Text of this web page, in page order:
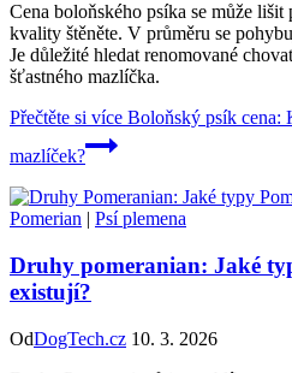
Cena boloňského psíka se může
kvality štěněte. V průměru se
Je důležité hledat renomované
šťastného mazlíčka.
Přečtěte si více Boloňský psík cena:
mazlíček?
Pomerian | Psí plemena
Druhy pomeranian: Jaké
existují?
OdDogTech.cz 10. 3. 2026